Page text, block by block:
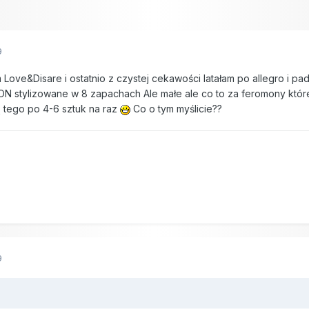
Love&Disare i ostatnio z czystej cekawości latałam po allegro i
stylizowane w 8 zapachach Ale małe ale co to za feromony
tego po 4-6 sztuk na raz
Co o tym myślicie??